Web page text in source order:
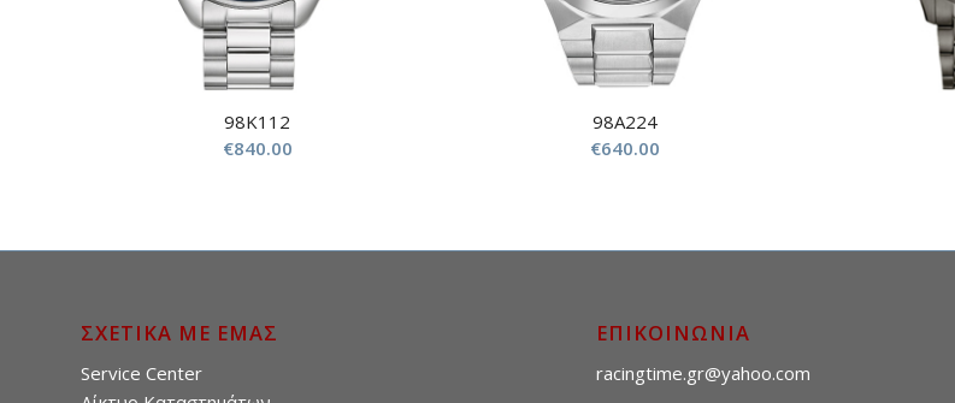
98K112
€840.00
98A224
€640.00
ΣΧΕΤΙΚΑ ΜΕ ΕΜΑΣ
Service Center
ΕΠΙΚΟΙΝΩΝΙΑ
racingtime.gr@yahoo.com